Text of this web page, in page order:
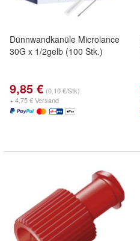
Dünnwandkanüle Microlance
30G x 1/2gelb (100 Stk.)
9,85 € (0,10 €/Stk)
+ 4,75 € Versand